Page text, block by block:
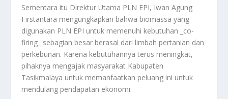
Sementara itu Direktur Utama PLN EPI, Iwan Agung
Firstantara mengungkapkan bahwa biomassa yang
digunakan PLN EPI untuk memenuhi kebutuhan _co-
firing_ sebagian besar berasal dari limbah pertanian dan
perkebunan. Karena kebutuhannya terus meningkat,
pihaknya mengajak masyarakat Kabupaten
Tasikmalaya untuk memanfaatkan peluang ini untuk
mendulang pendapatan ekonomi.